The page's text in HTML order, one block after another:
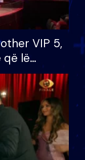
VIP 5,
që lë
për